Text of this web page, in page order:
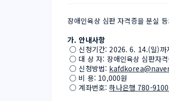
장애인육상 심판 자격증을 분실
가. 안내사항
○ 신청기간: 2026. 6. 14.(일)까
○ 대 상 자: 장애인육상 심판자
○ 신청방법:
○ 비 용: 10,000원
○ 계좌번호: 하나은행 780-